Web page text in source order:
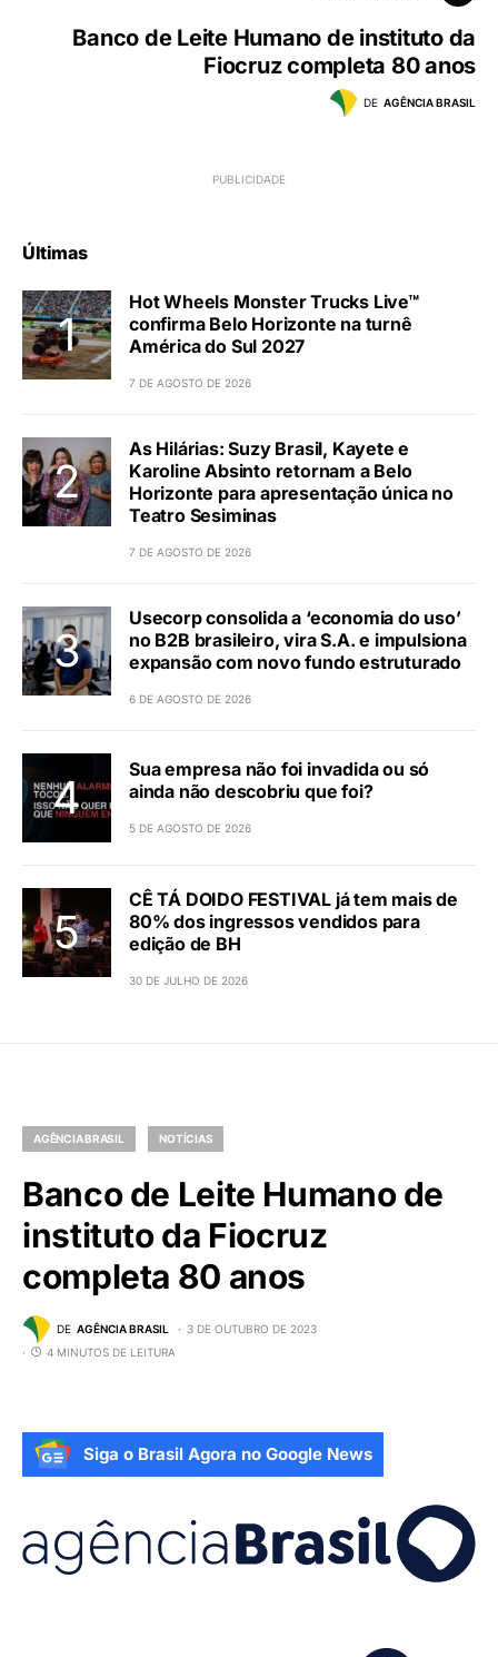
Banco de Leite Humano de instituto da
Fiocruz completa 80 anos
DE AGÊNCIA BRASIL
Últimas
Hot Wheels Monster Trucks Live™
confirma Belo Horizonte na turnê
América do Sul 2027
7 DE AGOSTO DE 2026
As Hilárias: Suzy Brasil, Kayete e
Karoline Absinto retornam a Belo
Horizonte para apresentação única no
Teatro Sesiminas
7 DE AGOSTO DE 2026
Usecorp consolida a ‘economia do uso’
no B2B brasileiro, vira S.A. e impulsiona
expansão com novo fundo estruturado
6 DE AGOSTO DE 2026
Sua empresa não foi invadida ou só
ainda não descobriu que foi?
5 DE AGOSTO DE 2026
CÊ TÁ DOIDO FESTIVAL já tem mais de
80% dos ingressos vendidos para
edição de BH
30 DE JULHO DE 2026
AGÊNCIA BRASIL NOTÍCIAS
Banco de Leite Humano de
instituto da Fiocruz
completa 80 anos
DE AGÊNCIA BRASIL
3 DE OUTUBRO DE 2023
4 MINUTOS DE LEITURA
Siga o Brasil Agora no Google News